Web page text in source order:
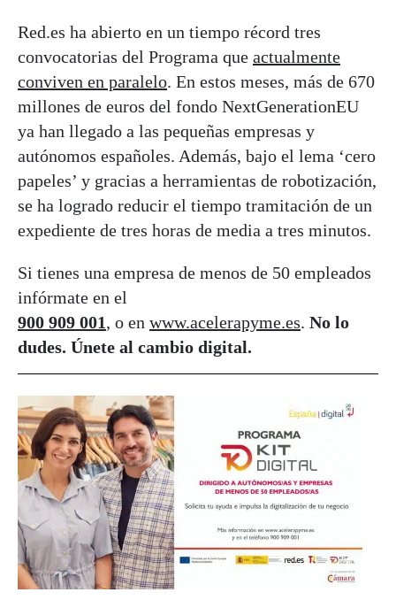
Red.es ha abierto en un tiempo récord tres
convocatorias del Programa que actualmente
conviven en paralelo. En estos meses, más de 670
millones de euros del fondo NextGenerationEU
ya han llegado a las pequeñas empresas y
autónomos españoles. Además, bajo el lema ‘cero
papeles’ y gracias a herramientas de robotización,
se ha logrado reducir el tiempo tramitación de un
expediente de tres horas de media a tres minutos.
Si tienes una empresa de menos de 50 empleados
infórmate en el
900 909 001, o en www.acelerapyme.es. No lo
dudes. Únete al cambio digital.